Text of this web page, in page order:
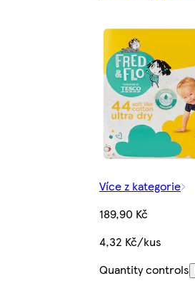
Více z kategorie
189,90 Kč
4,32 Kč/kus
Quantity controls